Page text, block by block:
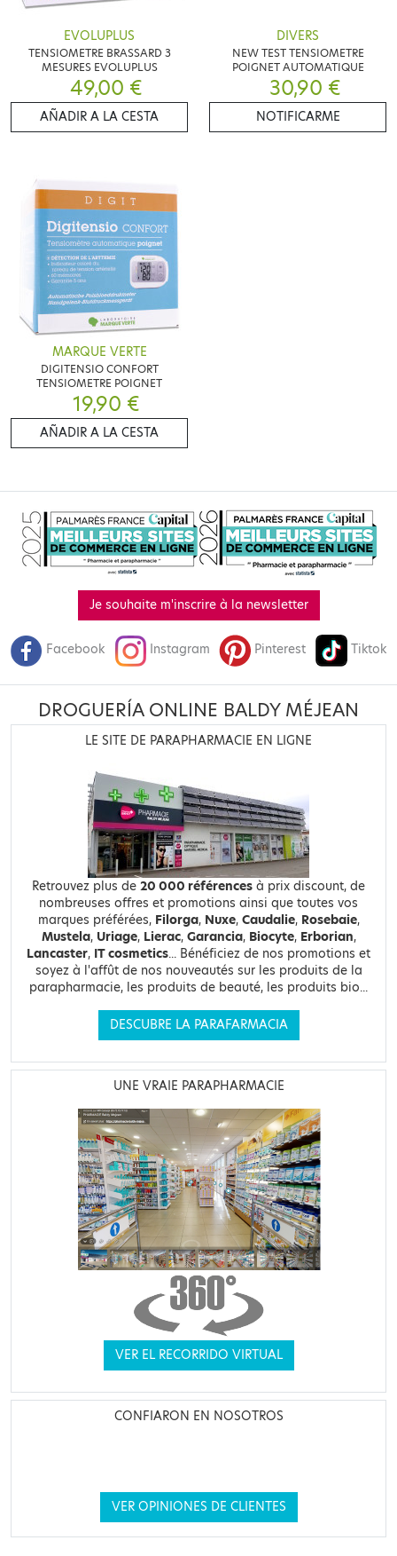
EVOLUPLUS
TENSIOMETRE BRASSARD 3
MESURES EVOLUPLUS
49,00 €
AÑADIR A LA CESTA
DIVERS
NEW TEST TENSIOMETRE
POIGNET AUTOMATIQUE
30,90 €
NOTIFICARME
MARQUE VERTE
DIGITENSIO CONFORT
TENSIOMETRE POIGNET
19,90 €
AÑADIR A LA CESTA
Je souhaite m'inscrire à la newsletter
Facebook Instagram Pinterest Tiktok
DROGUERÍA ONLINE BALDY MÉJEAN
LE SITE DE PARAPHARMACIE EN LIGNE
Retrouvez plus de 20 000 références à prix discount, de
nombreuses offres et promotions ainsi que toutes vos
marques préférées, Filorga, Nuxe, Caudalie, Rosebaie,
Mustela, Uriage, Lierac, Garancia, Biocyte, Erborian,
Lancaster, IT cosmetics... Bénéficiez de nos promotions et
soyez à l'affût de nos nouveautés sur les produits de la
parapharmacie, les produits de beauté, les produits bio...
DESCUBRE LA PARAFARMACIA
UNE VRAIE PARAPHARMACIE
VER EL RECORRIDO VIRTUAL
CONFIARON EN NOSOTROS
VER OPINIONES DE CLIENTES